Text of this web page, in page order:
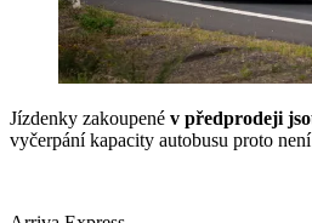
Jízdenky zakoupené v předprodeji
vyčerpání kapacity autobusu proto